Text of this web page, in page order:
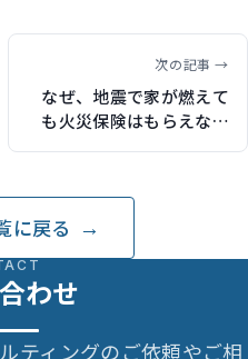
次の記事 →
なぜ、地震で家が燃えて
も火災保険はもらえない
に戻る
わせ
ティングのご依頼やご相